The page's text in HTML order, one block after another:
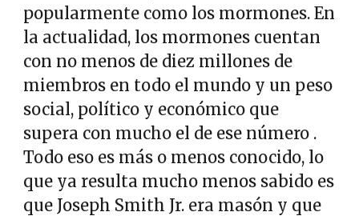
popularmente como los mormones. En
la actualidad, los mormones cuentan
con no menos de diez millones de
miembros en todo el mundo y un peso
social, político y económico que
supera con mucho el de ese número .
Todo eso es más o menos conocido, lo
que ya resulta mucho menos sabido es
que Joseph Smith Jr. era masón y que